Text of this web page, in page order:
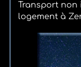
Transport
logement à